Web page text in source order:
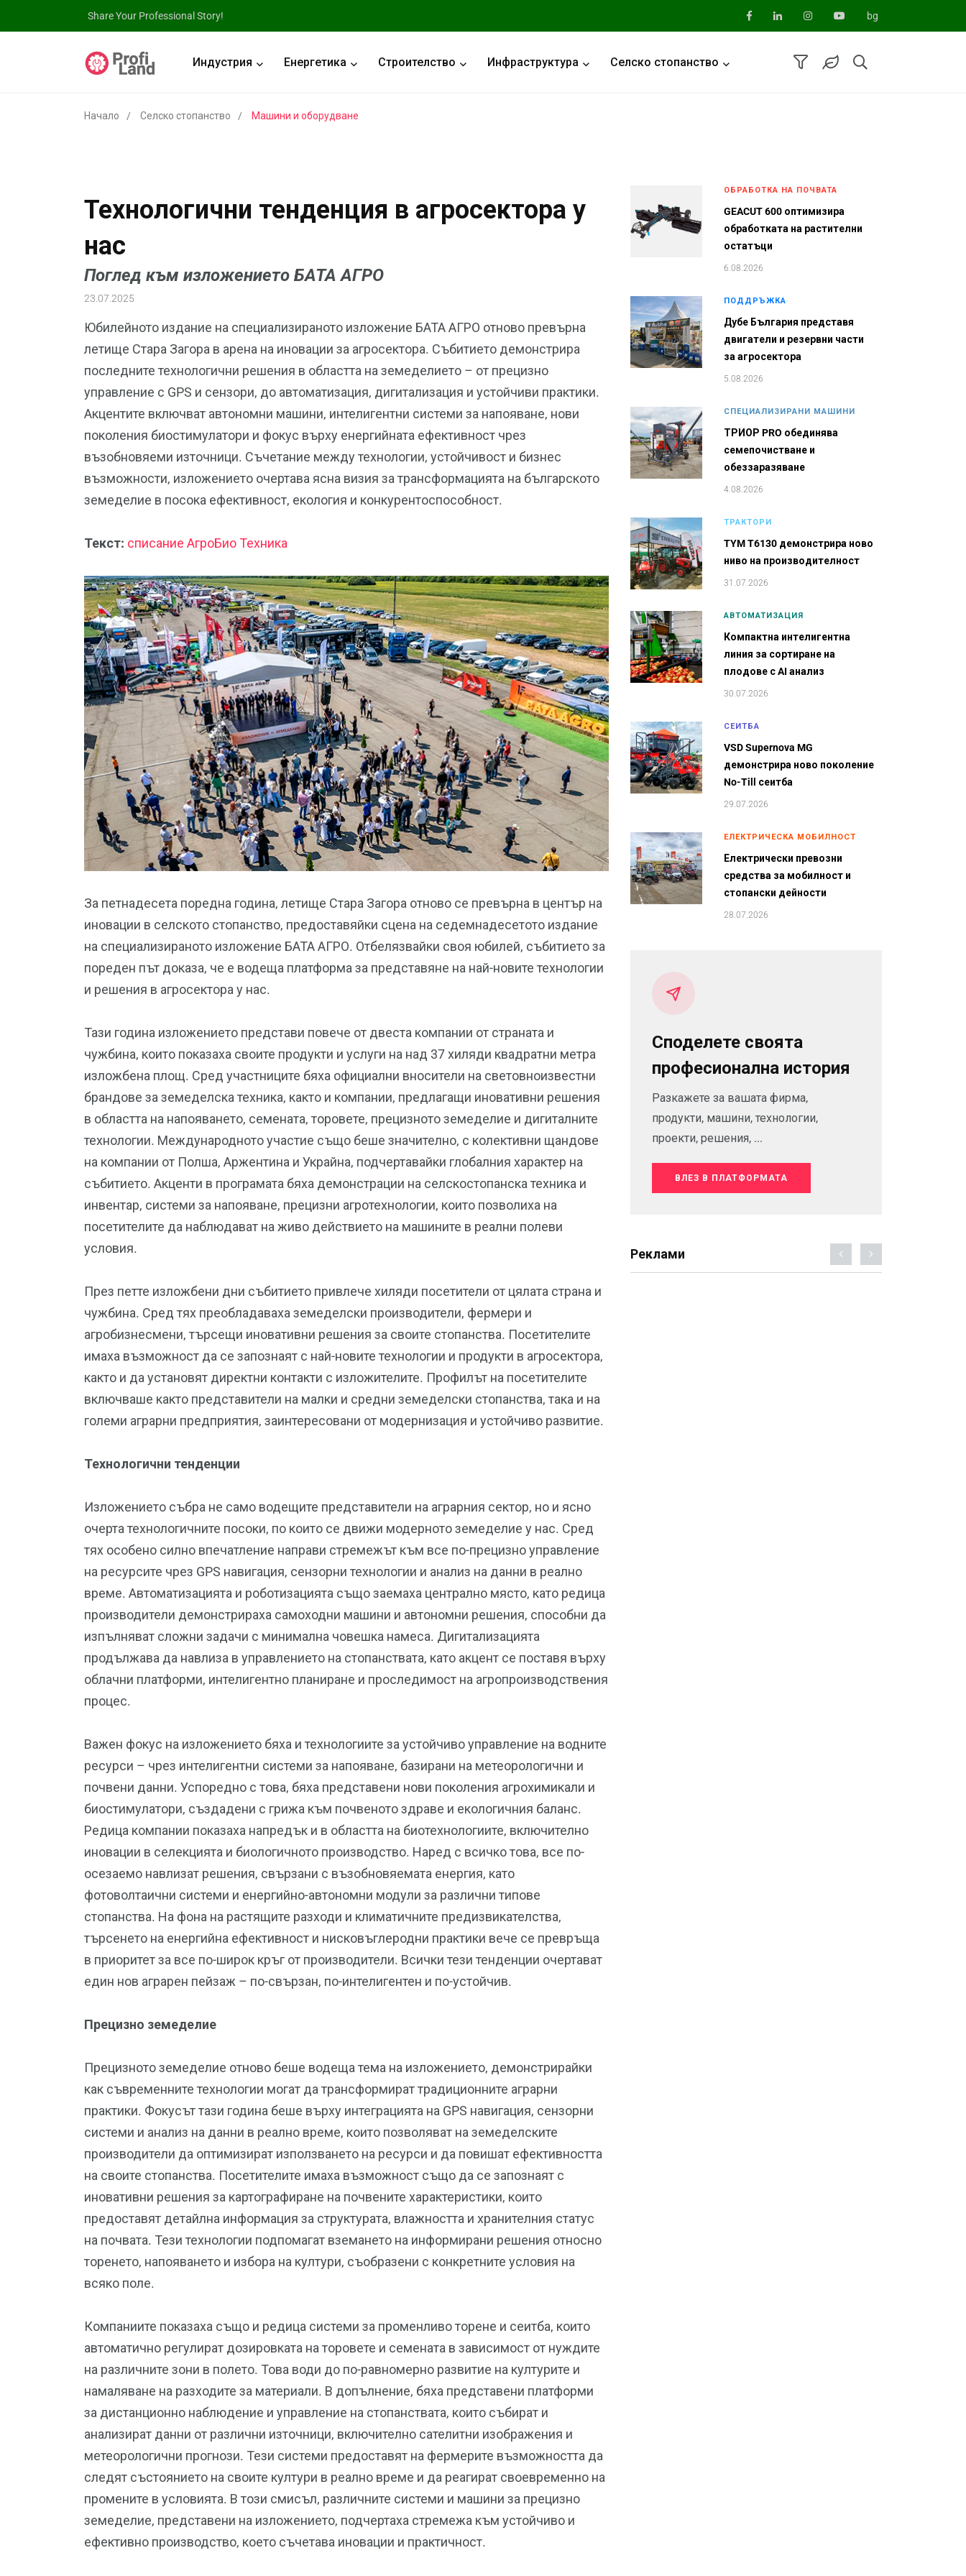
Share Your Professional Story! bg
Индустрия Енергетика Строителство Инфраструктура Селско стопанство
Начало Селско стопанство Машини и оборудване
Технологични тенденция в агросектора у
нас
Поглед към изложението БАТА АГРО
23.07.2025
Юбилейното издание на специализираното изложение БАТА АГРО отново превърна
летище Стара Загора в арена на иновации за агросектора. Събитието демонстрира
последните технологични решения в областта на земеделието – от прецизно
управление с GPS и сензори, до автоматизация, дигитализация и устойчиви практики.
Акцентите включват автономни машини, интелигентни системи за напояване, нови
поколения биостимулатори и фокус върху енергийната ефективност чрез
възобновяеми източници. Съчетание между технологии, устойчивост и бизнес
възможности, изложението очертава ясна визия за трансформацията на българското
земеделие в посока ефективност, екология и конкурентоспособност.
Текст: списание АгроБио Техника
За петнадесета поредна година, летище Стара Загора отново се превърна в център на
иновации в селското стопанство, предоставяйки сцена на седемнадесетото издание
на специализираното изложение БАТА АГРО. Отбелязвайки своя юбилей, събитието за
пореден път доказа, че е водеща платформа за представяне на най-новите технологии
и решения в агросектора у нас.
Тази година изложението представи повече от двеста компании от страната и
чужбина, които показаха своите продукти и услуги на над 37 хиляди квадратни метра
изложбена площ. Сред участниците бяха официални вносители на световноизвестни
брандове за земеделска техника, както и компании, предлагащи иновативни решения
в областта на напояването, семената, торовете, прецизното земеделие и дигиталните
технологии. Международното участие също беше значително, с колективни щандове
на компании от Полша, Аржентина и Украйна, подчертавайки глобалния характер на
събитието. Акценти в програмата бяха демонстрации на селскостопанска техника и
инвентар, системи за напояване, прецизни агротехнологии, които позволиха на
посетителите да наблюдават на живо действието на машините в реални полеви
условия.
През петте изложбени дни събитието привлече хиляди посетители от цялата страна и
чужбина. Сред тях преобладаваха земеделски производители, фермери и
агробизнесмени, търсещи иновативни решения за своите стопанства. Посетителите
имаха възможност да се запознаят с най-новите технологии и продукти в агросектора,
както и да установят директни контакти с изложителите. Профилът на посетителите
включваше както представители на малки и средни земеделски стопанства, така и на
големи аграрни предприятия, заинтересовани от модернизация и устойчиво развитие.
Технологични тенденции
Изложението събра не само водещите представители на аграрния сектор, но и ясно
очерта технологичните посоки, по които се движи модерното земеделие у нас. Сред
тях особено силно впечатление направи стремежът към все по-прецизно управление
на ресурсите чрез GPS навигация, сензорни технологии и анализ на данни в реално
време. Автоматизацията и роботизацията също заемаха централно място, като редица
производители демонстрираха самоходни машини и автономни решения, способни да
изпълняват сложни задачи с минимална човешка намеса. Дигитализацията
продължава да навлиза в управлението на стопанствата, като акцент се поставя върху
облачни платформи, интелигентно планиране и проследимост на агропроизводствения
процес.
Важен фокус на изложението бяха и технологиите за устойчиво управление на водните
ресурси – чрез интелигентни системи за напояване, базирани на метеорологични и
почвени данни. Успоредно с това, бяха представени нови поколения агрохимикали и
биостимулатори, създадени с грижа към почвеното здраве и екологичния баланс.
Редица компании показаха напредък и в областта на биотехнологиите, включително
иновации в селекцията и биологичното производство. Наред с всичко това, все по-
осезаемо навлизат решения, свързани с възобновяемата енергия, като
фотоволтаични системи и енергийно-автономни модули за различни типове
стопанства. На фона на растящите разходи и климатичните предизвикателства,
търсенето на енергийна ефективност и нисковъглеродни практики вече се превръща
в приоритет за все по-широк кръг от производители. Всички тези тенденции очертават
един нов аграрен пейзаж – по-свързан, по-интелигентен и по-устойчив.
Прецизно земеделие
Прецизното земеделие отново беше водеща тема на изложението, демонстрирайки
как съвременните технологии могат да трансформират традиционните аграрни
практики. Фокусът тази година беше върху интеграцията на GPS навигация, сензорни
системи и анализ на данни в реално време, които позволяват на земеделските
производители да оптимизират използването на ресурси и да повишат ефективността
на своите стопанства. Посетителите имаха възможност също да се запознаят с
иновативни решения за картографиране на почвените характеристики, които
предоставят детайлна информация за структурата, влажността и хранителния статус
на почвата. Тези технологии подпомагат вземането на информирани решения относно
торенето, напояването и избора на култури, съобразени с конкретните условия на
всяко поле.
Компаниите показаха също и редица системи за променливо торене и сеитба, които
автоматично регулират дозировката на торовете и семената в зависимост от нуждите
на различните зони в полето. Това води до по-равномерно развитие на културите и
намаляване на разходите за материали. В допълнение, бяха представени платформи
за дистанционно наблюдение и управление на стопанствата, които събират и
анализират данни от различни източници, включително сателитни изображения и
метеорологични прогнози. Тези системи предоставят на фермерите възможността да
следят състоянието на своите култури в реално време и да реагират своевременно на
промените в условията. В този смисъл, различните системи и машини за прецизно
земеделие, представени на изложението, подчертаха стремежа към устойчиво и
ефективно производство, което съчетава иновации и практичност.
ОБРАБОТКА НА ПОЧВАТА
GEACUT 600 оптимизира
обработката на растителни
остатъци
6.08.2026
ПОДДРЪЖКА
Дубе България представя
двигатели и резервни части
за агросектора
5.08.2026
СПЕЦИАЛИЗИРАНИ МАШИНИ
ТРИОР PRO обединява
семепочистване и
обеззаразяване
4.08.2026
ТРАКТОРИ
TYM T6130 демонстрира ново
ниво на производителност
31.07.2026
АВТОМАТИЗАЦИЯ
Компактна интелигентна
линия за сортиране на
плодове с AI анализ
30.07.2026
СЕИТБА
VSD Supernova MG
демонстрира ново поколение
No-Till сеитба
29.07.2026
ЕЛЕКТРИЧЕСКА МОБИЛНОСТ
Електрически превозни
средства за мобилност и
стопански дейности
28.07.2026
Споделете своята
професионална история
Разкажете за вашата фирма,
продукти, машини, технологии,
проекти, решения, ...
ВЛЕЗ В ПЛАТФОРМАТА
Реклами